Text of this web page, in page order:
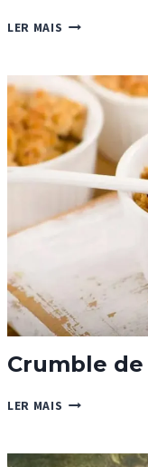
LER MAIS TARTE
Crumble de
LER MAIS CRUMBLE
PÊRA